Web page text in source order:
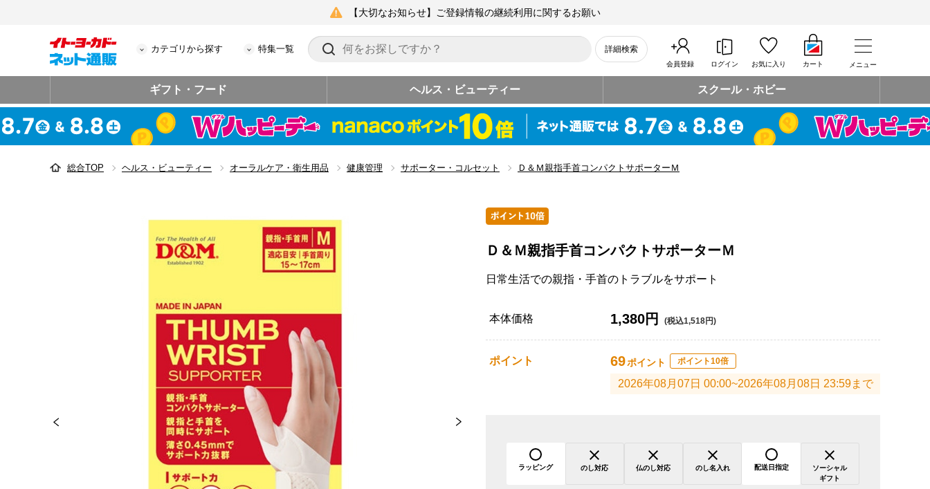
【大切なお知らせ】ご登録情報の継続利用に関するお願い
カテゴリから探す 特集一覧 詳細検索
会員登録 ログイン お気に入り カート メニュー
ギフト・フード ヘルス・ビューティー スクール・ホビー
総合TOP ヘルス・ビューティー オーラルケア・衛生用品 健康管理 サポーター・コルセット Ｄ＆Ｍ親指手首コンパクトサポーターＭ
Ｄ＆Ｍ親指手首コンパクトサポーターＭ
日常生活での親指・手首のトラブルをサポート
本体価格 1,380円 (税込1,518円)
ポイント 69ポイント ポイント10倍
2026年08月07日 00:00~2026年08月08日 23:59まで
ラッピング のし対応 仏のし対応 のし名入れ 配送日指定
ソーシャル
ギフト